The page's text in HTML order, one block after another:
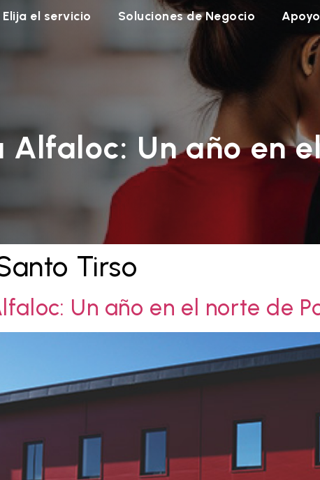
Elija el servicio Soluciones de Negocio
Alfaloc: Un año en
Tirso
Un año en el norte de